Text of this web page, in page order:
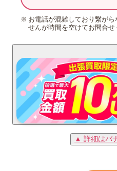
お電話が混雑しており繋が
せんが時間を空けてお問合せ
▲ 詳細はバ